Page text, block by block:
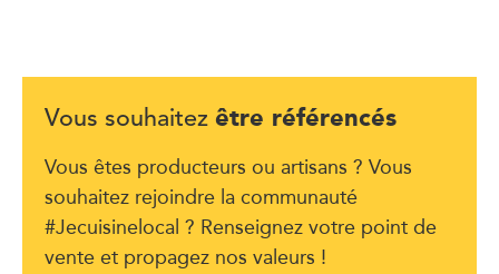
Vous souhaitez être référencés
Vous êtes producteurs ou artisans ? Vous
souhaitez rejoindre la communauté
#Jecuisinelocal ? Renseignez votre point de
vente et propagez nos valeurs !